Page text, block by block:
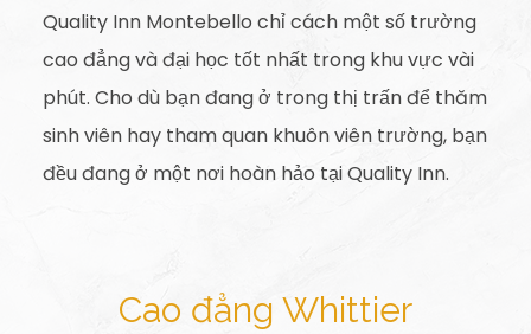
Quality Inn Montebello chỉ cách một số trường
cao đẳng và đại học tốt nhất trong khu vực vài
phút. Cho dù bạn đang ở trong thị trấn để thăm
sinh viên hay tham quan khuôn viên trường, bạn
đều đang ở một nơi hoàn hảo tại Quality Inn.
Cao đẳng Whittier